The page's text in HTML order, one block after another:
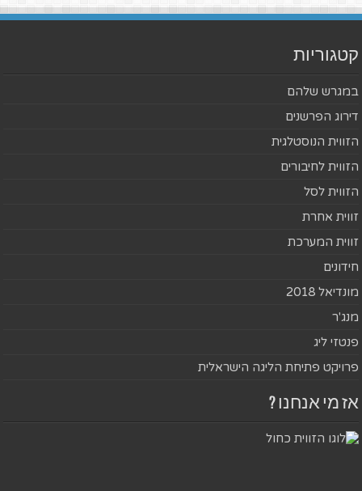
קטגוריות
במגרש שלהם
דירוג הפרשנים
הזווית הנוסטלגית
הזווית לחיבורים
הזווית לסל
זווית אחרת
זווית המערכת
חידונים
מונדיאל 2018
מנג'ר
פנטזי ליג
פרויקט פתיחת הליגה הישראלית
אז מי אנחנו ?